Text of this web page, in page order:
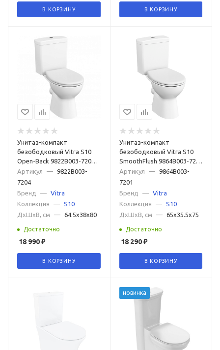
В КОРЗИНУ В КОРЗИНУ
Унитаз-компакт
безободковый Vitra S10
Open-Back 9822B003-7204 c
сиденьем микролифт
Артикул — 9822B003-
7204
Бренд
— Vitra
Коллекция
— S10
ДxШxВ, см
— 64.5x38x80
Достаточно
18 990₽
В КОРЗИНУ
Унитаз-компакт
безободковый Vitra S10
SmoothFlush 9864B003-7201
c термопластовым
сиденьем микролифт
Артикул —
9864B003-
7201
Бренд
—
Vitra
Коллекция
—
S10
ДxШxВ, см
— 65x35.5x75
Достаточно
18 290₽
В КОРЗИНУ
новинка